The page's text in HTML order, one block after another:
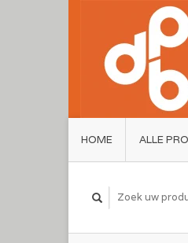
HOME ALLE